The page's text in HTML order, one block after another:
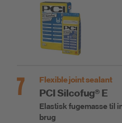
7 Flexible joint sealant
PCI Silcofug® E
Elastisk fugemasse til
brug